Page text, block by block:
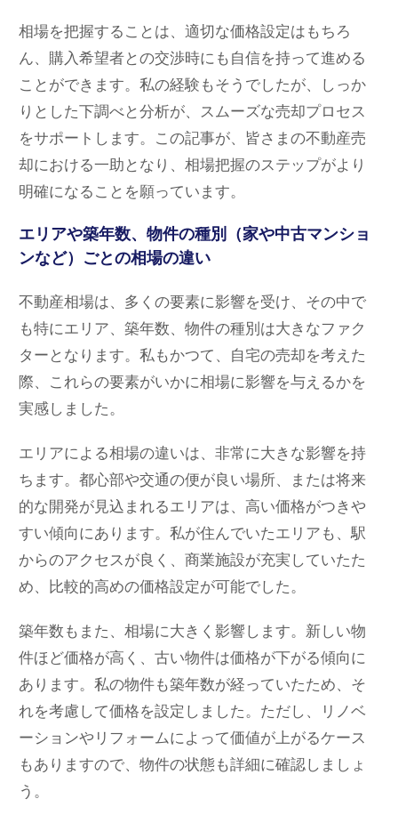
相場を把握することは、適切な価格設定はもちろ
ん、購入希望者との交渉時にも自信を持って進める
ことができます。私の経験もそうでしたが、しっか
りとした下調べと分析が、スムーズな売却プロセス
をサポートします。この記事が、皆さまの不動産売
却における一助となり、相場把握のステップがより
明確になることを願っています。
エリアや築年数、物件の種別（家や中古マンショ
ンなど）ごとの相場の違い
不動産相場は、多くの要素に影響を受け、その中で
も特にエリア、築年数、物件の種別は大きなファク
ターとなります。私もかつて、自宅の売却を考えた
際、これらの要素がいかに相場に影響を与えるかを
実感しました。
エリアによる相場の違いは、非常に大きな影響を持
ちます。都心部や交通の便が良い場所、または将来
的な開発が見込まれるエリアは、高い価格がつきや
すい傾向にあります。私が住んでいたエリアも、駅
からのアクセスが良く、商業施設が充実していたた
め、比較的高めの価格設定が可能でした。
築年数もまた、相場に大きく影響します。新しい物
件ほど価格が高く、古い物件は価格が下がる傾向に
あります。私の物件も築年数が経っていたため、そ
れを考慮して価格を設定しました。ただし、リノベ
ーションやリフォームによって価値が上がるケース
もありますので、物件の状態も詳細に確認しましょ
う。